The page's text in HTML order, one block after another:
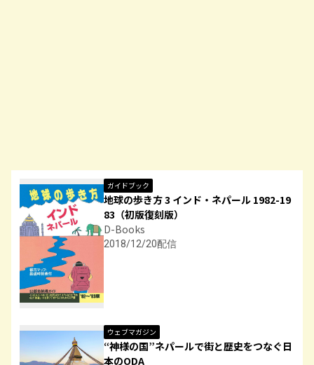
ガイドブック
地球の歩き方 3 インド・ネパール 1982-19
83（初版復刻版）
D-Books
2018/12/20配信
ウェブマガジン
“神様の国”ネパールで街と歴史をつなぐ日
本のODA